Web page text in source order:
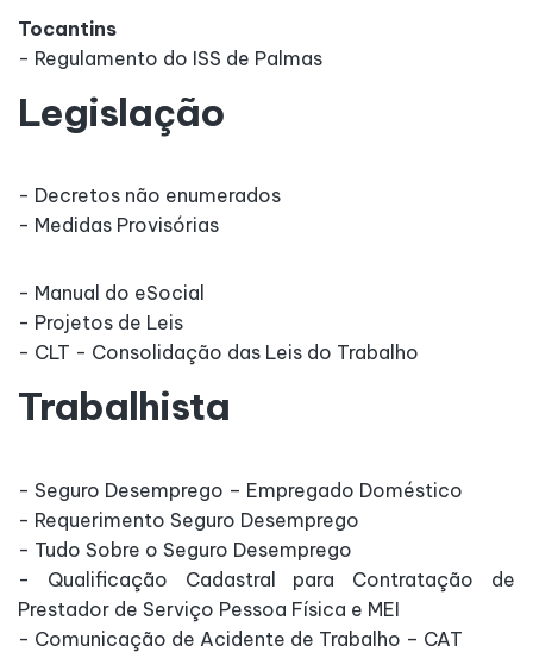
Tocantins
- Regulamento do ISS de Palmas
Legislação
- Decretos não enumerados
- Medidas Provisórias
- Manual do eSocial
- Projetos de Leis
- CLT - Consolidação das Leis do Trabalho
Trabalhista
- Seguro Desemprego – Empregado Doméstico
- Requerimento Seguro Desemprego
- Tudo Sobre o Seguro Desemprego
- Qualificação Cadastral para Contratação de
Prestador de Serviço Pessoa Física e MEI
- Comunicação de Acidente de Trabalho – CAT